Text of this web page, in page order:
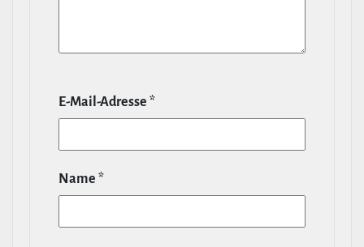
E‑Mail-​Adresse *
Name *